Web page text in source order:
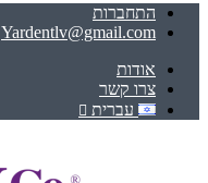
התחברות
Yardentlv@gmail.com
אודות
צרו קשר
עברית